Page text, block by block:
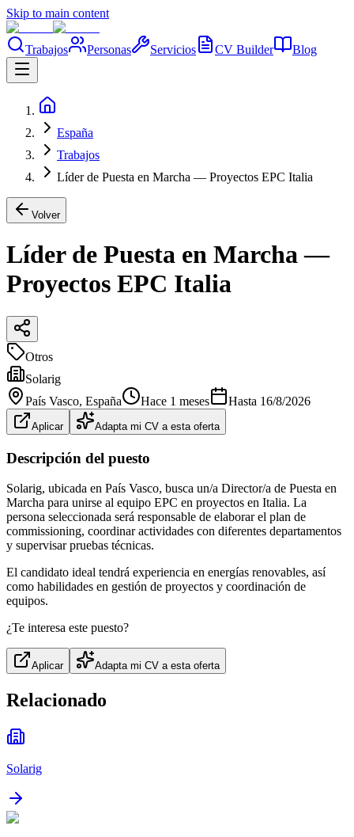
Skip to main content
Trabajos Personas Servicios CV Builder Blog
España
Trabajos
Líder de Puesta en Marcha — Proyectos EPC Italia
Volver
Líder de Puesta en Marcha —
Proyectos EPC Italia
Otros
Solarig
País Vasco, España Hace 1 meses Hasta 16/8/2026
Aplicar Adapta mi CV a esta oferta
Descripción del puesto
Solarig, ubicada en País Vasco, busca un/a Director/a de Puesta en
Marcha para unirse al equipo EPC en proyectos en Italia. La
persona seleccionada será responsable de elaborar el plan de
commissioning, coordinar actividades con diferentes departamentos
y supervisar pruebas técnicas.
El candidato ideal tendrá experiencia en energías renovables, así
como habilidades en gestión de proyectos y coordinación de
equipos.
¿Te interesa este puesto?
Aplicar Adapta mi CV a esta oferta
Relacionado
Solarig